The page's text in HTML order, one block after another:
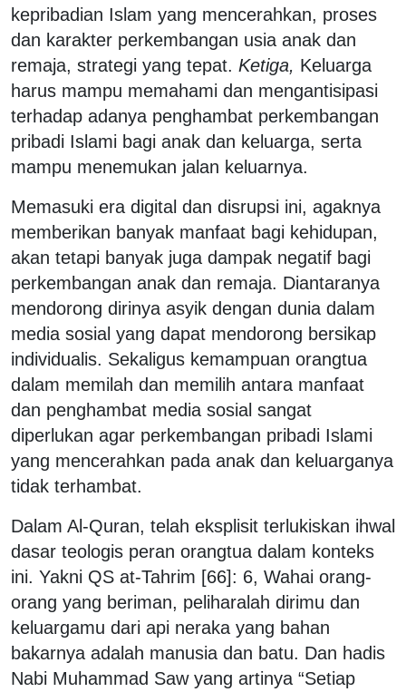
kepribadian Islam yang mencerahkan, proses
dan karakter perkembangan usia anak dan
remaja, strategi yang tepat. Ketiga, Keluarga
harus mampu memahami dan mengantisipasi
terhadap adanya penghambat perkembangan
pribadi Islami bagi anak dan keluarga, serta
mampu menemukan jalan keluarnya.
Memasuki era digital dan disrupsi ini, agaknya
memberikan banyak manfaat bagi kehidupan,
akan tetapi banyak juga dampak negatif bagi
perkembangan anak dan remaja. Diantaranya
mendorong dirinya asyik dengan dunia dalam
media sosial yang dapat mendorong bersikap
individualis. Sekaligus kemampuan orangtua
dalam memilah dan memilih antara manfaat
dan penghambat media sosial sangat
diperlukan agar perkembangan pribadi Islami
yang mencerahkan pada anak dan keluarganya
tidak terhambat.
Dalam Al-Quran, telah eksplisit terlukiskan ihwal
dasar teologis peran orangtua dalam konteks
ini. Yakni QS at-Tahrim [66]: 6, Wahai orang-
orang yang beriman, peliharalah dirimu dan
keluargamu dari api neraka yang bahan
bakarnya adalah manusia dan batu. Dan hadis
Nabi Muhammad Saw yang artinya “Setiap